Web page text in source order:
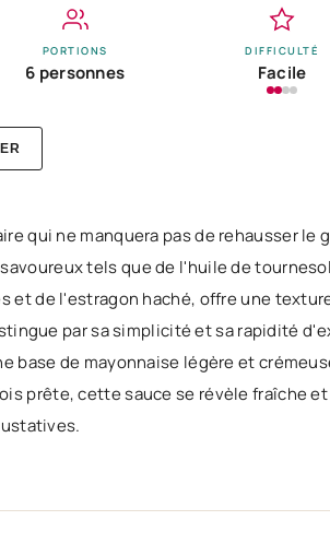
PORTIONS
6 personnes
DIFFICULTÉ
Facile
qui ne manquera pas de rehausser le
tels que de l'huile de
et de l'estragon haché, offre une
par sa simplicité et sa rapidité
base de mayonnaise légère et
prête, cette sauce se révèle fraîche